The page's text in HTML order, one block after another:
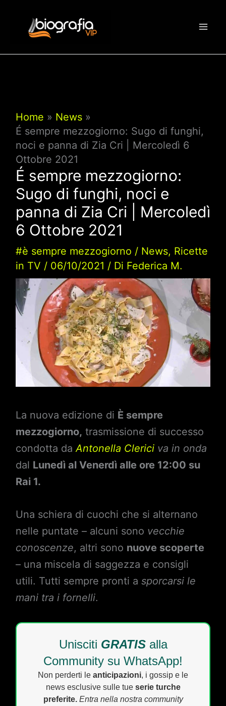
contenuto
Home
News
É sempre mezzogiorno: Sugo di funghi,
noci e panna di Zia Cri | Mercoledì 6
Ottobre 2021
É sempre mezzogiorno:
Sugo di funghi, noci e
panna di Zia Cri | Mercoledì
6 Ottobre 2021
#è sempre mezzogiorno / News, Ricette
in TV / 06/10/2021 / Di Federica M.
La nuova edizione di È sempre
mezzogiorno, trasmissione di successo
condotta daAntonella Clerici va in onda
dal Lunedì al Venerdì alle ore 12:00 su
Rai 1.
Una schiera di cuochi che si alternano
nelle puntate – alcuni sono vecchie
conoscenze, altri sono nuove scoperte
– una miscela di saggezza e consigli
utili. Tutti sempre pronti a sporcarsi le
mani tra i fornelli.
Unisciti GRATISalla
Community su WhatsApp!
Non perderti le anticipazioni, i gossip e le
news esclusive sulle tue serie turche
preferite. Entra nella nostra community